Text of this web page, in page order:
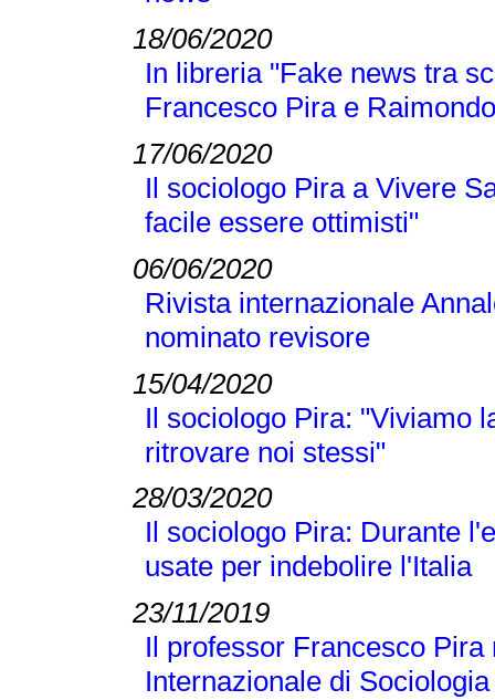
18/06/2020
In libreria "Fake news tra
Francesco Pira e
17/06/2020
Il sociologo Pira a Vivere
facile essere ottimisti"
06/06/2020
Rivista internazionale
nominato revisore
15/04/2020
Il sociologo Pira: "Viviamo
ritrovare noi stessi"
28/03/2020
Il sociologo Pira: Durante
usate per indebolire l'Italia
23/11/2019
Il professor Francesco
Internazionale di